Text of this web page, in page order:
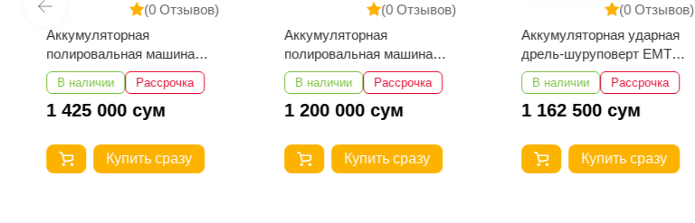
(0 Отзывов)
Аккумуляторная
полировальная машина
EMTOP ELAP20158
В наличии Рассрочка
1 425 000 сум
Купить сразу
(0 Отзывов)
Аккумуляторная
полировальная машина
EMTOP ELAP20188
В наличии Рассрочка
1 200 000 сум
Купить сразу
(0 Отзывов)
Аккумуляторная ударная
дрель-шуруповерт EMTOP
ECIDL208682
В наличии Рассрочка
1 162 500 сум
Купить сразу